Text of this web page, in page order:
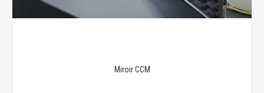
Miroir CCM